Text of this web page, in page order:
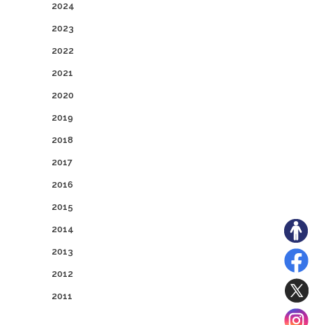
2024
2023
2022
2021
2020
2019
2018
2017
2016
2015
2014
2013
2012
2011